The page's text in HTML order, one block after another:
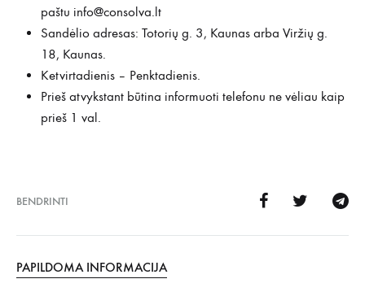
paštu info@consolva.lt
Sandėlio adresas: Totorių g. 3, Kaunas arba Viržių g.
18, Kaunas.
Ketvirtadienis – Penktadienis.
Prieš atvykstant būtina informuoti telefonu ne vėliau kaip
prieš 1 val.
BENDRINTI
PAPILDOMA INFORMACIJA